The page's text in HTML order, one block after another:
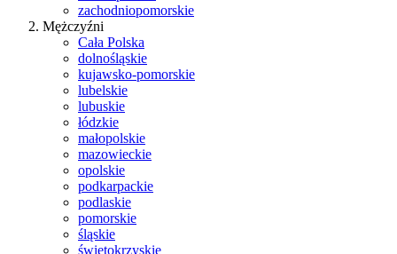
zachodniopomorskie
Mężczyźni
Cała Polska
dolnośląskie
kujawsko-pomorskie
lubelskie
lubuskie
łódzkie
małopolskie
mazowieckie
opolskie
podkarpackie
podlaskie
pomorskie
śląskie
świętokrzyskie